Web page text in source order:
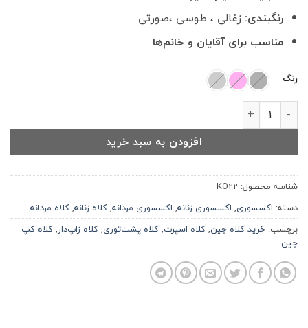
رنگبندی:زغالی ، طوسی ،صورتی
مناسب برای آقایان و خانم‌ها
رنگ
کلاه پشت توری جین سنگشور زاپدار کد KO22 عدد
افزودن به سبد خرید
شناسه محصول: KO22
دسته: اکسسوری,اکسسوری زنانه,اکسسوری مردانه,کلاه زنانه,کلاه مردانه
برچسب: خرید کلاه جین,کلاه اسپرت,کلاه پشت‌توری,کلاه زاپ‌دار,کلاه کپ
جین